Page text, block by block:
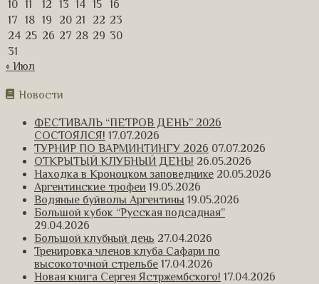
10 11 12 13 14 15
16
17
18 19 20 21 22 23
24 25 26 27 28 29 30
31
« Июл
Новости
ФЕСТИВАЛЬ “ПЕТРОВ ДЕНЬ” 2026
СОСТОЯЛСЯ! 17.07.2026
ТУРНИР ПО ВАРМИНТИНГУ 2026 07.07.2026
ОТКРЫТЫЙ КЛУБНЫЙ ДЕНЬ! 26.05.2026
Находка в Кроноцком заповеднике 20.05.2026
Аргентинские трофеи 19.05.2026
Водяные буйволы Аргентины 19.05.2026
Большой кубок “Русская подсадная”
29.04.2026
Большой клубный день 27.04.2026
Тренировка членов клуба Сафари по
высокоточной стрельбе 17.04.2026
Новая книга Сергея Ястржембского! 17.04.2026